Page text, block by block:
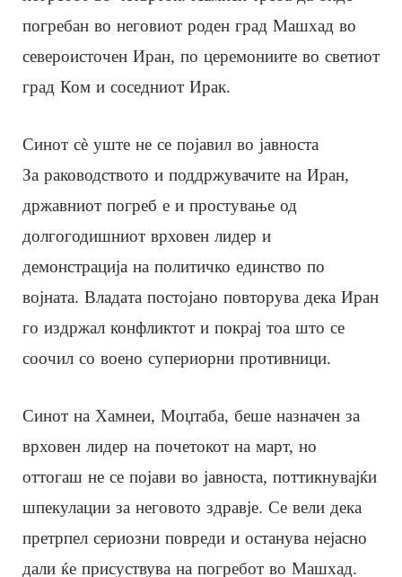
погребан во неговиот роден град Машхад во
североисточен Иран, по церемониите во светиот
град Ком и соседниот Ирак.
Синот сè уште не се појавил во јавноста
За раководството и поддржувачите на Иран,
државниот погреб е и простување од
долгогодишниот врховен лидер и
демонстрација на политичко единство по
војната. Владата постојано повторува дека Иран
го издржал конфликтот и покрај тоа што се
соочил со воено супериорни противници.
Синот на Хамнеи, Моџтаба, беше назначен за
врховен лидер на почетокот на март, но
оттогаш не се појави во јавноста, поттикнувајќи
шпекулации за неговото здравје. Се вели дека
претрпел сериозни повреди и останува нејасно
дали ќе присуствува на погребот во Машхад.